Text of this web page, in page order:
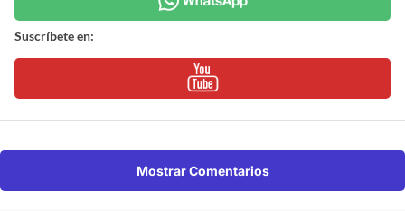
Suscríbete en:
Mostrar Comentarios